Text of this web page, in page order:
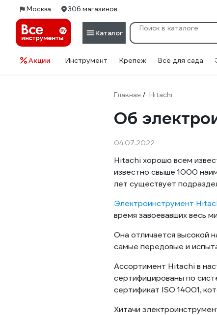
Москва 306 магазинов
Каталог
Акции Инструмент Крепеж Всё для сада
Главная / Hitachi
Об
04.07.2022
Hitachi хорошо всем
известно свыше 1000
лет существует
Электроинструмент
время завоевавших весь
Она отличается высокой
самые передовые и
Ассортимент Hitachi в
сертифицированы по
сертификат ISO 14001,
Хитачи